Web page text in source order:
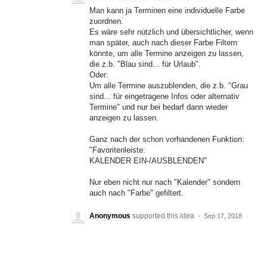
Man kann ja Terminen eine individuelle Farbe
zuordnen.
Es wäre sehr nützlich und übersichtlicher, wenn
man später, auch nach dieser Farbe Filtern
könnte, um alle Termine anzeigen zu lassen,
die z.b. "Blau sind... für Urlaub".
Oder:
Um alle Termine auszublenden, die z.b. "Grau
sind... für eingetragene Infos oder alternativ
Termine" und nur bei bedarf dann wieder
anzeigen zu lassen.
Ganz nach der schon vorhandenen Funktion:
"Favoritenleiste:
KALENDER EIN-/AUSBLENDEN"
Nur eben nicht nur nach "Kalender" sondern
auch nach "Farbe" gefiltert.
Anonymous supported this idea · Sep 17, 2018